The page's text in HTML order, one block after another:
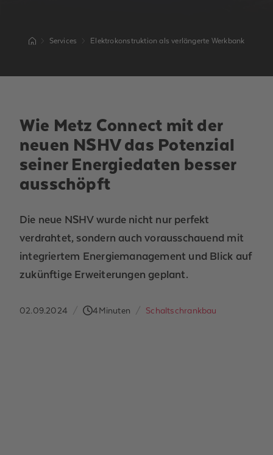
Services Elektrokonstruktion als verlängerte Werkbank
Wie Metz Connect mit der
neuen NSHV das Potenzial
seiner Energiedaten besser
ausschöpft
Die neue NSHV wurde nicht nur perfekt
verdrahtet, sondern auch vorausschauend mit
integriertem Energiemanagement und Blick auf
zukünftige Erweiterungen geplant.
02.09.2024 / 4Minuten / Schaltschrankbau